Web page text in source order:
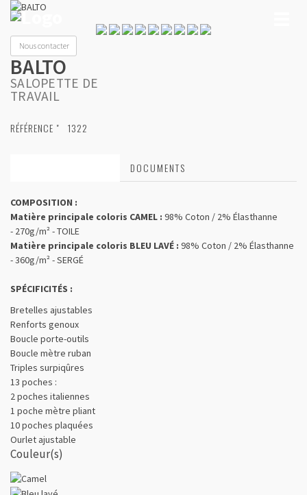
Nous contacter
BALTO
SALOPETTE DE
TRAVAIL
RÉFÉRENCE " 1322
DOCUMENTS
COMPOSITION :
Matière principale coloris CAMEL : 98% Coton / 2% Élasthanne
- 270g/m² - TOILE
Matière principale coloris BLEU LAVÉ : 98% Coton / 2% Élasthanne
- 360g/m² - SERGÉ
SPÉCIFICITÉS :
Bretelles ajustables
Renforts genoux
Boucle porte-outils
Boucle mètre ruban
Triples surpiqûres
13 poches :
2 poches italiennes
1 poche mètre pliant
10 poches plaquées
Ourlet ajustable
Couleur(s)